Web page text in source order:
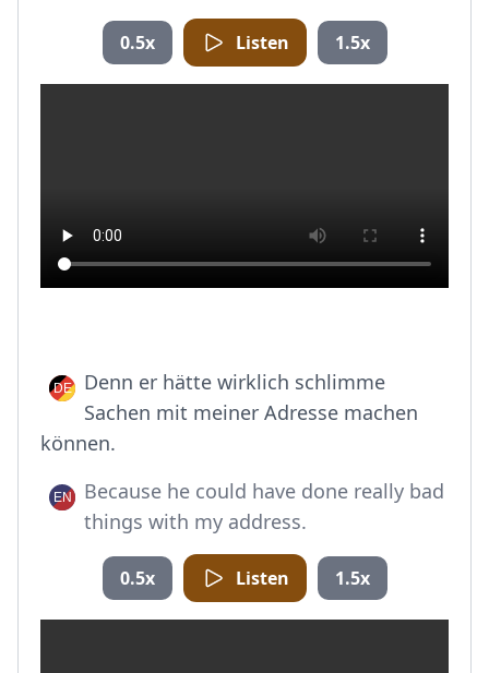
0.5x Listen 1.5x
Denn er hätte wirklich schlimme
Sachen mit meiner Adresse machen
können.
Because he could have done really bad
things with my address.
0.5x Listen 1.5x